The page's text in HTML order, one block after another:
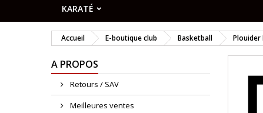
KARATÉ
Accueil E-boutique club Basketball Plouider
A PROPOS
Retours / SAV
Meilleures ventes